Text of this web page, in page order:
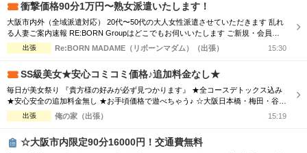
衝撃価格90分1万円〜熟女派遣いたします！
大阪市内外（全域派遣対応） 20代〜50代の大人女性派遣させていただきます 乱れ
る人妻ご案内速報 RE:BORN Groupはどこでもお伺いいたします ご新規・会員様
と特典も盛り沢山 一度、お試しくださいませ RE:BORN Group 標準サービス スタ
ンダードコース内容 衣装 泡洗体 鼠蹊部ケア オイル増まし 20代後半か
出張 Re:BORN MADAME（リボーンマダム）（出張） 15:30
SS級美女★安心コミコミ価格♪追加料金なし★
毎日が美女祭り 『貴方様の好みが必ず見つかります』 ★全コースデトックス込み
★安心安全の追加料金無し ★お手頃価格で遊べちゃう♪ ☆大阪日本橋・梅田・谷
九・天王寺エリア ☆朝10時～翌朝6時まで営業中♀ ☆大阪全域出張対応♪ ☆毎日18
時～大阪市内交通費無料♪ ホテルで♪ご自宅で♪ 厳選された可愛いセラピストと 素
出張 俺の家（出張） 15:19
☆大阪市内限定90分16000円！交通費無料